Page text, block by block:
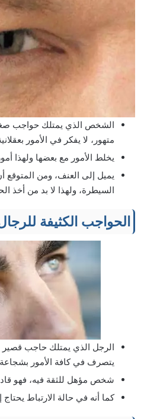
الشخص الذي يمتلك حواجب
متهور، لا يفكر في الأمور
يخلط الأمور مع بعضها ولهذا
يميل إلى العنف، ومن
السيطرة، ولهذا لا بد من أخذ
الحواجب الكثيفة
الرجل الذي يمتلك حاجب
يتصرف في كافة الأمور
شخص مؤهل للثقة فيه، فهو
كما أنه في حالة الارتباط يحتاج